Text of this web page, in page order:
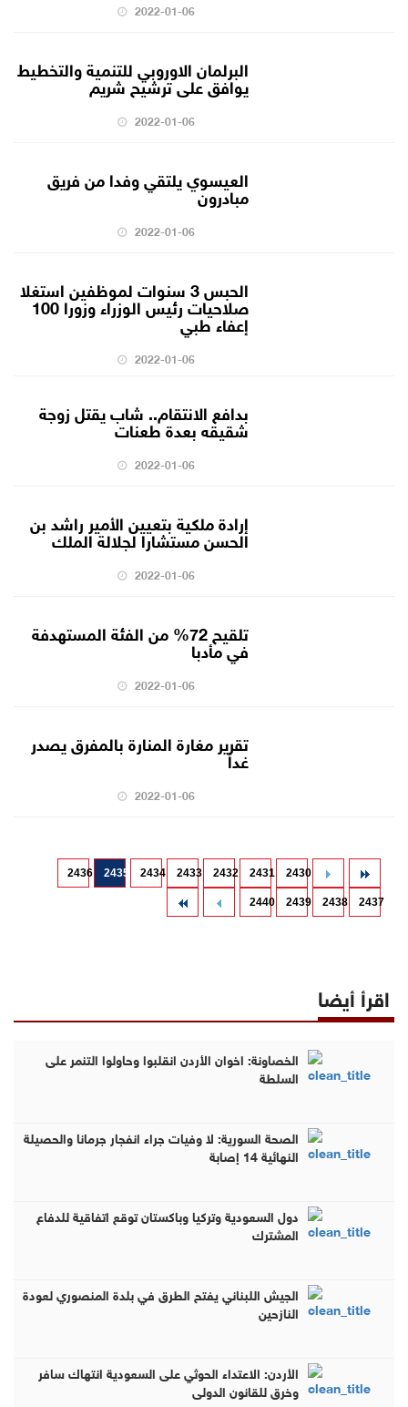
2022-01-06
البرلمان الاوروبي للتنمية والتخطيط
يوافق على ترشيح شريم
2022-01-06
العيسوي يلتقي وفدا من فريق
مبادرون
2022-01-06
الحبس 3 سنوات لموظفين استغلا
صلاحيات رئيس الوزراء وزورا 100
إعفاء طبي
2022-01-06
بدافع الانتقام.. شاب يقتل زوجة
شقيقه بعدة طعنات
2022-01-06
إرادة ملكية بتعيين الأمير راشد بن
الحسن مستشارا لجلالة الملك
2022-01-06
تلقيح 72% من الفئة المستهدفة
في مأدبا
2022-01-06
تقرير مغارة المنارة بالمفرق يصدر
غداً
2022-01-06
2430
2431
2432
2433
2434
2435
2436
2437
2438
2439
2440
اقرأ أيضا
الخصاونة: اخوان الأردن انقلبوا وحاولوا التنمر على
السلطة
الصحة السورية: لا وفيات جراء انفجار جرمانا والحصيلة
النهائية 14 إصابة
دول السعودية وتركيا وباكستان توقع اتفاقية للدفاع
المشترك
الجيش اللبناني يفتح الطرق في بلدة المنصوري لعودة
النازحين
الأردن: الاعتداء الحوثي على السعودية انتهاك سافر
وخرق للقانون الدولي